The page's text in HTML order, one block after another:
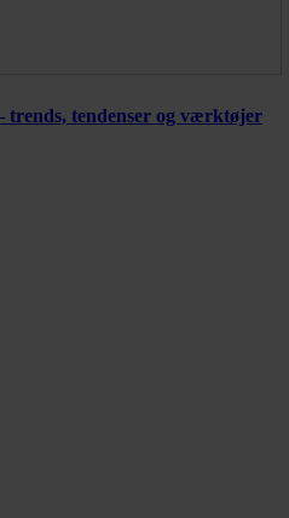
trends, tendenser og værktøjer